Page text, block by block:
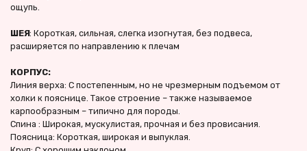
ощупь.
ШЕЯ: Короткая, сильная, слегка изогнутая, без подвеса,
расширяется по направлению к плечам
КОРПУС:
Линия верха: С постепенным, но не чрезмерным подъемом от
холки к пояснице. Такое строение – также называемое
карпообразным – типично для породы.
Спина : Широкая, мускулистая, прочная и без провисания.
Поясница: Короткая, широкая и выпуклая.